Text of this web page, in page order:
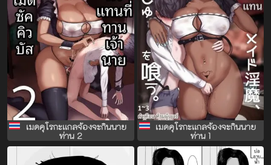
เมดคุโรกะเเกลจ้องจะกินนาย
ท่าน 2
เมดคุโรกะเเกลจ้องจะกินนาย
ท่าน 1